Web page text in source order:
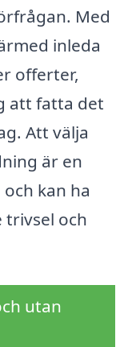
Med
inleda
offerter,
att fatta det
Att välja
är en
kan ha
trivsel och
utan